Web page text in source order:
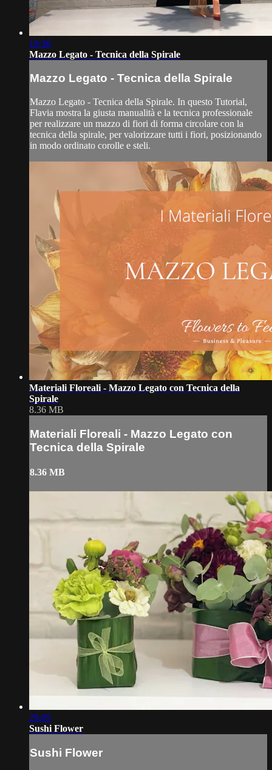
19:36
Mazzo Legato - Tecnica della Spirale
Mazzo Legato - Tecnica della Spirale
Mazzo Legato - Tecnica della Spirale. In questo Tutorial,
Flavia mostra la giusta manualità e la tecnica professionale
per realizzare un mazzo di fiori di forma circolare con la
tecnica della spirale, per valorizzare tutti i fiori, posizionando
in modo ordinato corolle e steli.
Materiali Floreali - Mazzo Legato con Tecnica della
Spirale
8.36 MB
Materiali Floreali - Mazzo Legato con
Tecnica della Spirale
8.36 MB
29:05
Sushi Flower
Sushi Flower